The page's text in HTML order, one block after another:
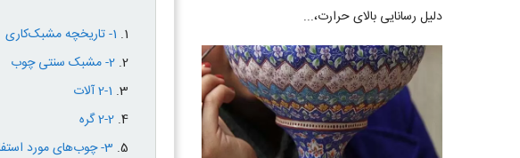
دلیل رسانایی بالای حرارت،...
1- تاریخچه مشبک‌کاری
2- مشبک سنتی چوب
2-1 آلات
2-2 گره
3- چوب‌های مورد استفاده در مشبک‌کاری